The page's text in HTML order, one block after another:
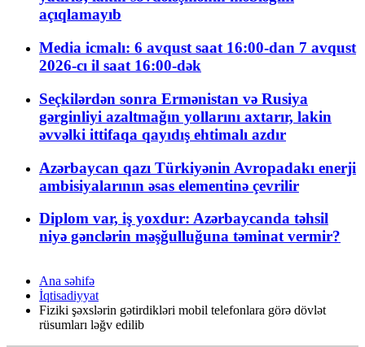
açıqlamayıb
Media icmalı: 6 avqust saat 16:00-dan 7 avqust
2026-cı il saat 16:00-dək
Seçkilərdən sonra Ermənistan və Rusiya
gərginliyi azaltmağın yollarını axtarır, lakin
əvvəlki ittifaqa qayıdış ehtimalı azdır
Azərbaycan qazı Türkiyənin Avropadakı enerji
ambisiyalarının əsas elementinə çevrilir
Diplom var, iş yoxdur: Azərbaycanda təhsil
niyə gənclərin məşğulluğuna təminat vermir?
Ana səhifə
İqtisadiyyat
Fiziki şəxslərin gətirdikləri mobil telefonlara görə dövlət
rüsumları ləğv edilib